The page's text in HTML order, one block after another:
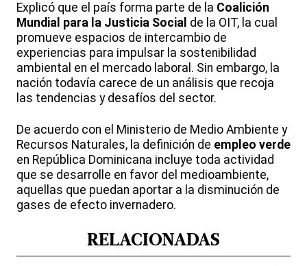
Explicó que el país forma parte de la Coalición
Mundial para la Justicia Social de la OIT, la cual
promueve espacios de intercambio de
experiencias para impulsar la sostenibilidad
ambiental en el mercado laboral. Sin embargo, la
nación todavía carece de un análisis que recoja
las tendencias y desafíos del sector.
De acuerdo con el Ministerio de Medio Ambiente y
Recursos Naturales, la definición de empleo verde
en República Dominicana incluye toda actividad
que se desarrolle en favor del medioambiente,
aquellas que puedan aportar a la disminución de
gases de efecto invernadero.
RELACIONADAS